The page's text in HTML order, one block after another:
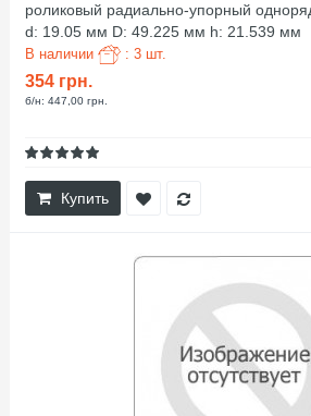
роликовый радиально-упорный
d: 19.05 мм D: 49.225 мм h: 21.539 мм
В наличии : 3 шт.
354 грн.
б/н: 447,00 грн.
Купить